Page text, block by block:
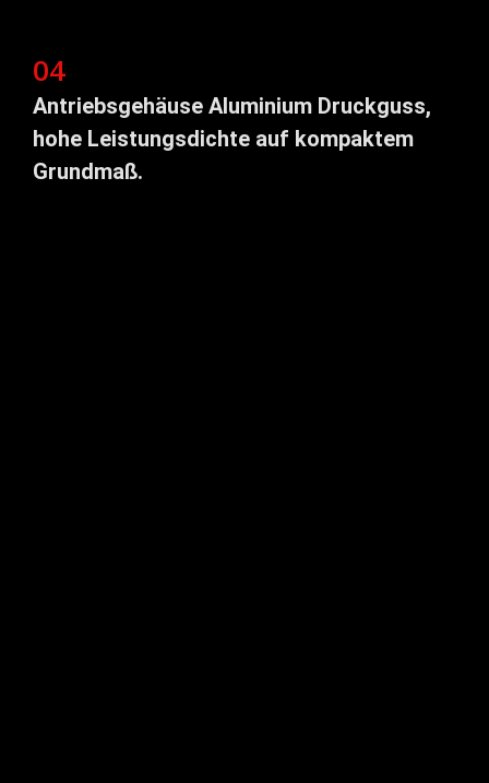
04
Antriebsgehäuse Aluminium Druckguss,
hohe Leistungsdichte auf kompaktem
Grundmaß.